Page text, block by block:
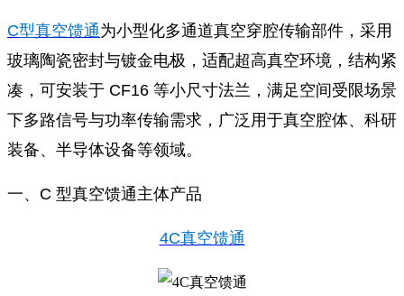
C型真空馈通为小型化多通道真空穿腔传输部件，采用
玻璃陶瓷密封与镀金电极，适配超高真空环境，结构紧
凑，可安装于 CF16 等小尺寸法兰，满足空间受限场景
下多路信号与功率传输需求，广泛用于真空腔体、科研
装备、半导体设备等领域。
一、C 型真空馈通主体产品
4C真空馈通